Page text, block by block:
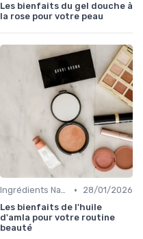
Les bienfaits du gel douche à
la rose pour votre peau
Ingrédients Naturels et Leurs Propriétés •
28/01/2026
Les bienfaits de l'huile
d'amla pour votre routine
beauté